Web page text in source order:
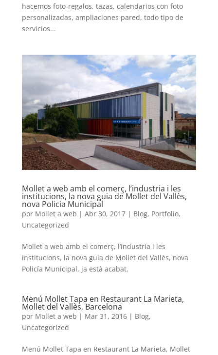
hacemos foto-regalos, tazas, calendarios con foto
personalizadas, ampliaciones pared, todo tipo de
servicios...
Mollet a web amb el comerç, l’industria i les
institucions, la nova guia de Mollet del Vallès,
nova Policia Municipal
por Mollet a web | Abr 30, 2017| Blog, Portfolio,
Uncategorized
Mollet a web amb el comerç, l’industria i les
institucions, la nova guia de Mollet del Vallès, nova
Policía Municipal, ja està acabat.
Menú Mollet Tapa en Restaurant La Marieta,
Mollet del Vallès, Barcelona
por Mollet a web | Mar 31, 2016| Blog,
Uncategorized
Menú Mollet Tapa en Restaurant La Marieta, Mollet